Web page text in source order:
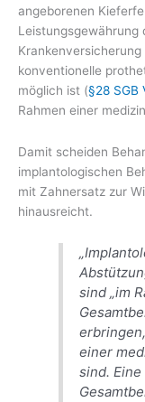
angeborenen
Leistungsgewährung
konventionelle
möglich ist (§28 SGB
Rahmen einer
Damit scheiden
implantologischen
mit Zahnersatz zur
hinausreicht.
sind „im
einer
sind.